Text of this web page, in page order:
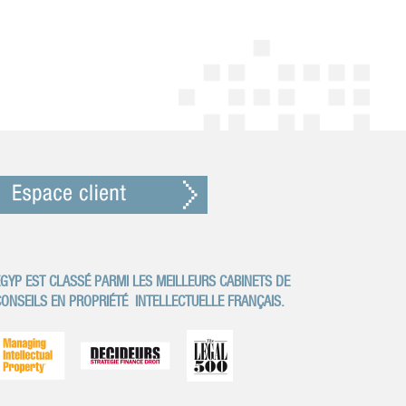
EST CLASSÉ PARMI LES MEILLEURS CABINETS DE
EN PROPRIÉTÉ INTELLECTUELLE FRANÇAIS.